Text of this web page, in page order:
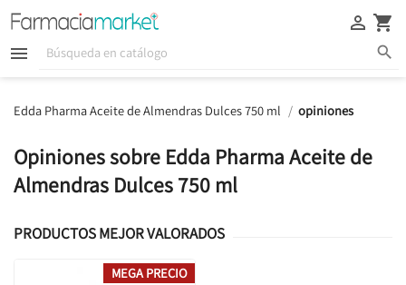
  
 
Edda Pharma Aceite de Almendras Dulces 750 ml opiniones
Opiniones sobre Edda Pharma Aceite de
Almendras Dulces 750 ml
PRODUCTOS MEJOR VALORADOS
MEGA PRECIO